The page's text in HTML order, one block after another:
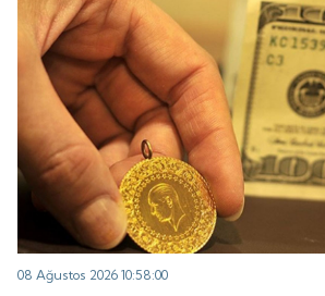
08 Ağustos 2026 10:58:00